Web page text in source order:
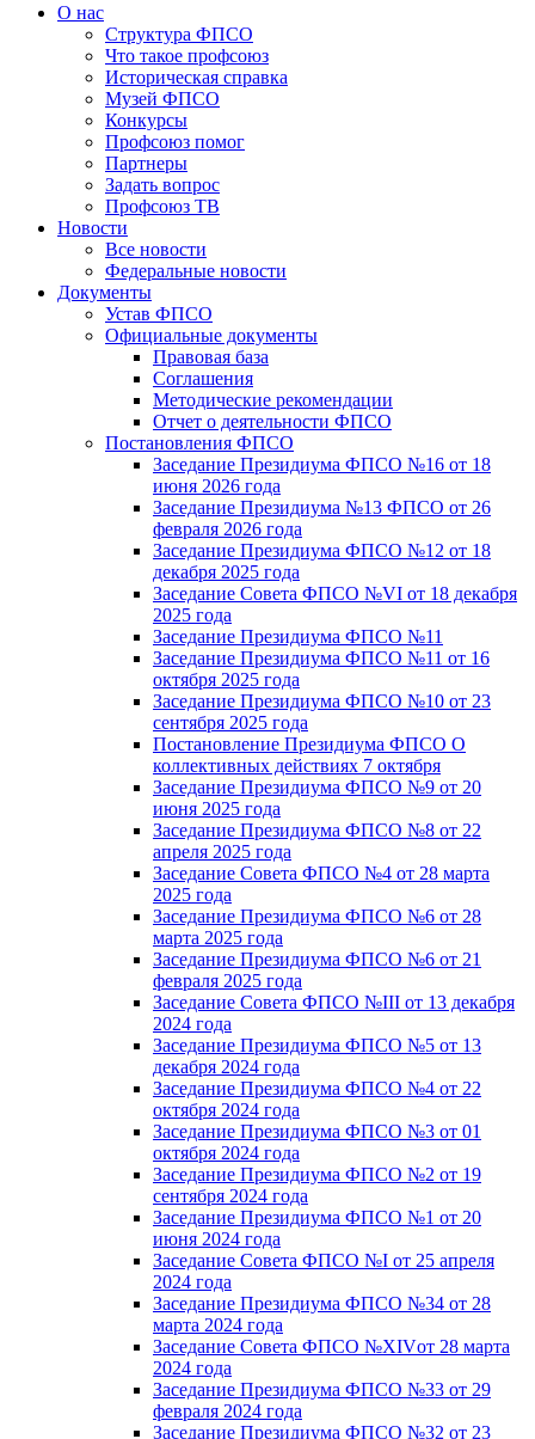
О нас
Структура ФПСО
Что такое профсоюз
Историческая справка
Музей ФПСО
Конкурсы
Профсоюз помог
Партнеры
Задать вопрос
Профсоюз ТВ
Новости
Все новости
Федеральные новости
Документы
Устав ФПСО
Официальные документы
Правовая база
Соглашения
Методические рекомендации
Отчет о деятельности ФПСО
Постановления ФПСО
Заседание Президиума ФПСО №16 от 18
июня 2026 года
Заседание Президиума №13 ФПСО от 26
февраля 2026 года
Заседание Президиума ФПСО №12 от 18
декабря 2025 года
Заседание Совета ФПСО №VI от 18 декабря
2025 года
Заседание Президиума ФПСО №11
Заседание Президиума ФПСО №11 от 16
октября 2025 года
Заседание Президиума ФПСО №10 от 23
сентября 2025 года
Постановление Президиума ФПСО О
коллективных действиях 7 октября
Заседание Президиума ФПСО №9 от 20
июня 2025 года
Заседание Президиума ФПСО №8 от 22
апреля 2025 года
Заседание Совета ФПСО №4 от 28 марта
2025 года
Заседание Президиума ФПСО №6 от 28
марта 2025 года
Заседание Президиума ФПСО №6 от 21
февраля 2025 года
Заседание Совета ФПСО №III от 13 декабря
2024 года
Заседание Президиума ФПСО №5 от 13
декабря 2024 года
Заседание Президиума ФПСО №4 от 22
октября 2024 года
Заседание Президиума ФПСО №3 от 01
октября 2024 года
Заседание Президиума ФПСО №2 от 19
сентября 2024 года
Заседание Президиума ФПСО №1 от 20
июня 2024 года
Заседание Совета ФПСО №I от 25 апреля
2024 года
Заседание Президиума ФПСО №34 от 28
марта 2024 года
Заседание Совета ФПСО №XIVот 28 марта
2024 года
Заседание Президиума ФПСО №33 от 29
февраля 2024 года
Заседание Президиума ФПСО №32 от 23